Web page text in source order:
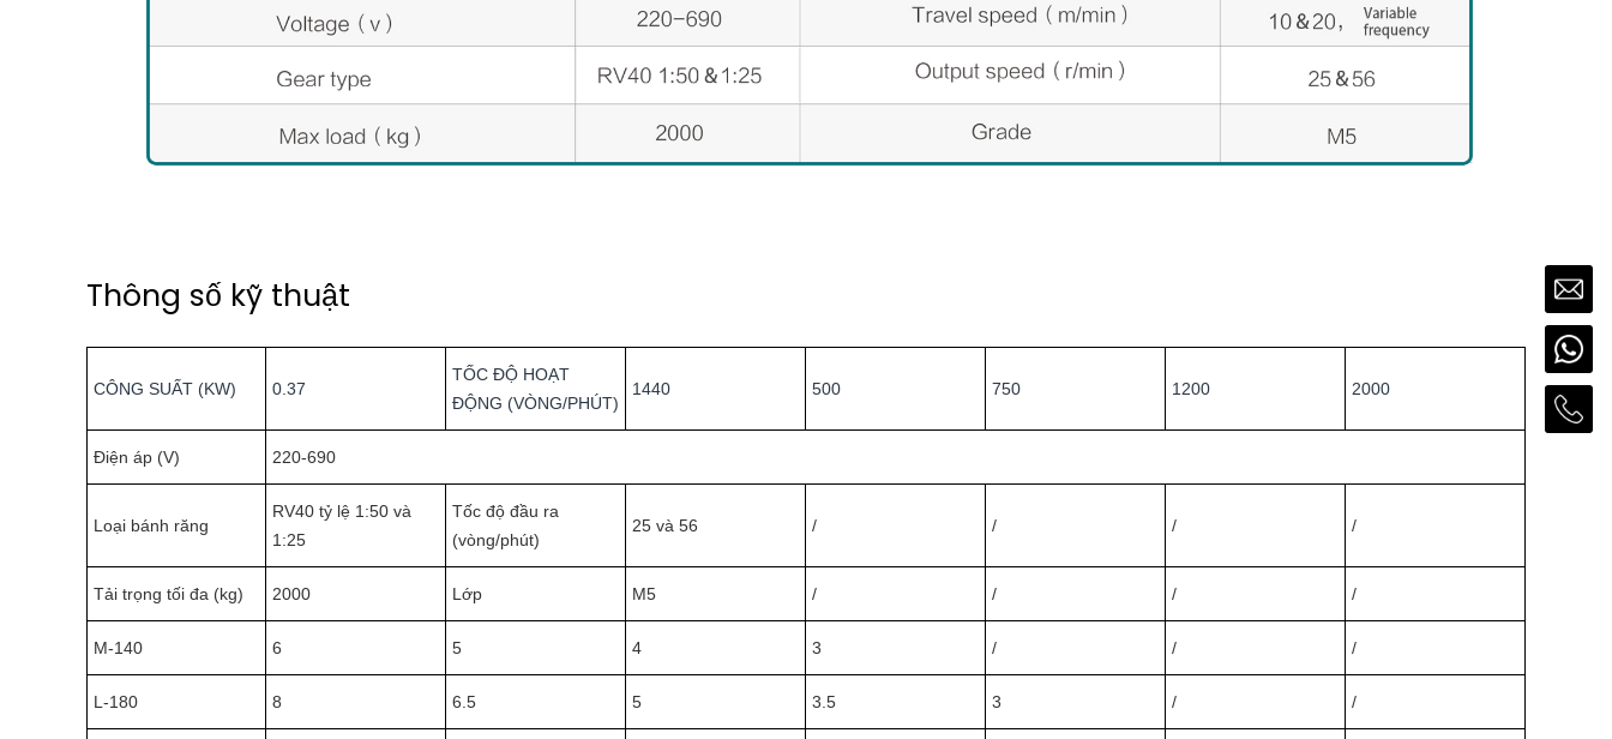
Thông số kỹ thuật
CÔNG SUẤT (KW) 0.37
TỐC ĐỘ HOẠT
ĐỘNG (VÒNG/PHÚT)
1440 500 750 1200 2000
Điện áp (V) 220-690
Loại bánh răng
RV40 tỷ lệ 1:50 và
1:25
Tốc độ đầu ra
(vòng/phút)
25 và 56 / / / /
Tải trọng tối đa (kg) 2000 Lớp M5 / / / /
M-140 6 5 4 3 / / /
L-180 8 6.5 5 3.5 3 / /